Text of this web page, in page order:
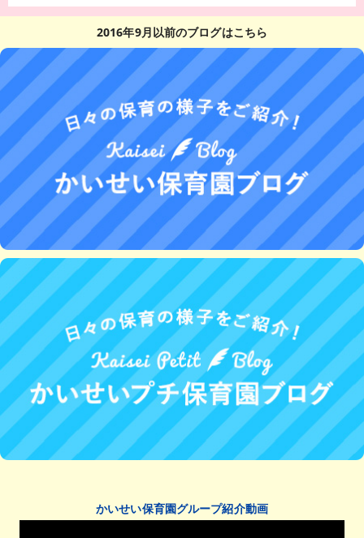
2016年9月以前のブログはこちら
かいせい保育園グループ紹介動画